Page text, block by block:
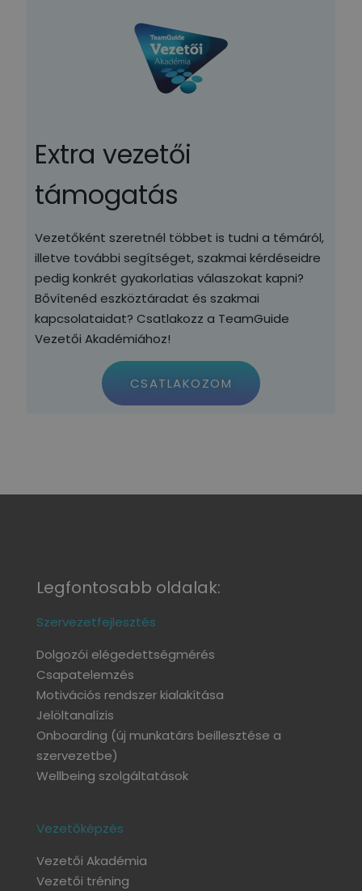
Extra vezetői
támogatás
Vezetőként szeretnél többet is tudni a témáról,
illetve további segítséget, szakmai kérdéseidre
pedig konkrét gyakorlatias válaszokat kapni?
Bővítenéd eszköztáradat és szakmai
kapcsolataidat? Csatlakozz a TeamGuide
Vezetői Akadémiához!
CSATLAKOZOM
Legfontosabb oldalak:
Szervezetfejlesztés
Dolgozói elégedettségmérés
Csapatelemzés
Motivációs rendszer kialakítása
Jelöltanalízis
Onboarding (új munkatárs beillesztése a
szervezetbe)
Wellbeing szolgáltatások
Vezetőképzés
Vezetői Akadémia
Vezetői tréning